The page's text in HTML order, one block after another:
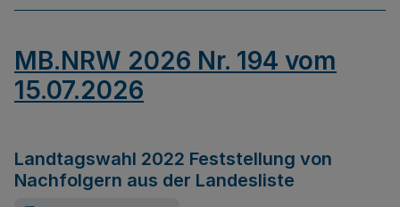
MB.NRW 2026 Nr. 194 vom
15.07.2026
Landtagswahl 2022 Feststellung von
Nachfolgern aus der Landesliste